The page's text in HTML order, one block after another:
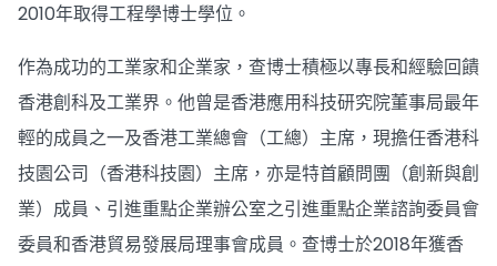
2010年取得工程學博士學位。
作為成功的工業家和企業家，查博士積極以專長和經驗回饋
香港創科及工業界。他曾是香港應用科技研究院董事局最年
輕的成員之一及香港工業總會（工總）主席，現擔任香港科
技園公司（香港科技園）主席，亦是特首顧問團（創新與創
業）成員、引進重點企業辦公室之引進重點企業諮詢委員會
委員和香港貿易發展局理事會成員。查博士於2018年獲香